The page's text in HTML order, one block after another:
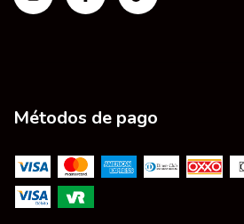
Métodos de pago